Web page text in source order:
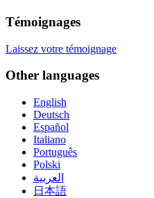
Témoignages
Laissez votre témoignage
Other languages
English
Deutsch
Español
Italiano
Português
Polski
العربية
日本語